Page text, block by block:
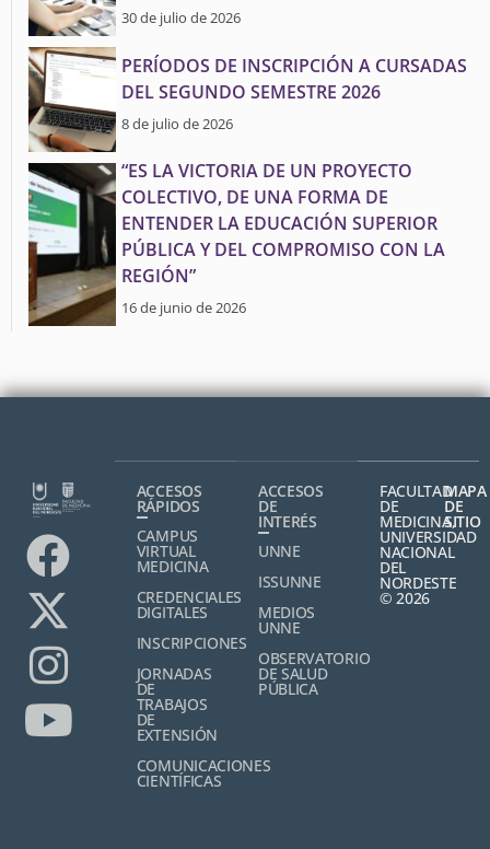
30 de julio de 2026
PERÍODOS DE INSCRIPCIÓN A CURSADAS
DEL SEGUNDO SEMESTRE 2026
8 de julio de 2026
“ES LA VICTORIA DE UN PROYECTO
COLECTIVO, DE UNA FORMA DE
ENTENDER LA EDUCACIÓN SUPERIOR
PÚBLICA Y DEL COMPROMISO CON LA
REGIÓN”
16 de junio de 2026
ACCESOS
RÁPIDOS
CAMPUS
VIRTUAL
MEDICINA
CREDENCIALES
DIGITALES
INSCRIPCIONES
JORNADAS
DE
TRABAJOS
DE
EXTENSIÓN
COMUNICACIONES
CIENTÍFICAS
ACCESOS
DE
INTERÉS
UNNE
ISSUNNE
MEDIOS
UNNE
OBSERVATORIO
DE SALUD
PÚBLICA
FACULTAD
DE
MEDICINA,
UNIVERSIDAD
NACIONAL
DEL
NORDESTE
© 2026
MAPA
DE
SITIO